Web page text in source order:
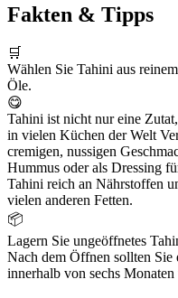
Fakten & Tipps
🛒
Wählen Sie Tahini aus
Öle.
😋
Tahini ist nicht nur eine
in vielen Küchen der Welt
cremigen, nussigen
Hummus oder als Dressing
Tahini reich an Nährstoffen
vielen anderen Fetten.
📦
Lagern Sie ungeöffnetes
Nach dem Öffnen sollten
innerhalb von sechs Monaten